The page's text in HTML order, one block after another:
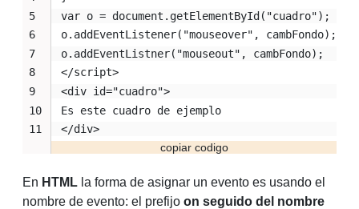
var o = document.getElementById("cuadro");
o.addEventListener("mouseover", cambFondo);
o.addEventListner("mouseout", cambFondo);
</script>
<div id="cuadro">
Es este cuadro de ejemplo
</div>
En HTML la forma de asignar un evento es usando el
nombre de evento: el prefijo on seguido del nombre